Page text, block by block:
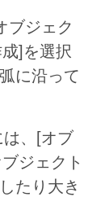
ブジェク
]を選択
に沿って
、[オブ
ジェクト
たり大き